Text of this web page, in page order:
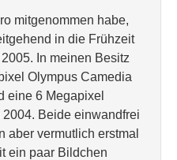
mitgenommen habe,
in die Frühzeit
In meinen Besitz
Olympus Camedia
eine 6 Megapixel
Beide einwandfrei
aber vermutlich erstmal
ein paar Bildchen